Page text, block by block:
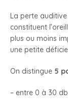
La perte
constituent
plus ou moins
une petite
On distingue 5
– entre 0 à 30